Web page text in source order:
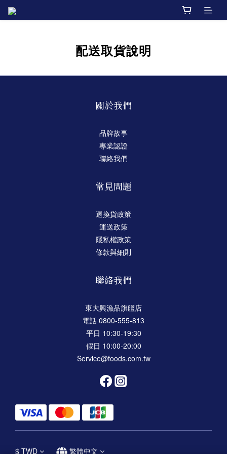
配送取貨說明
關於我們
品牌故事
專業認證
聯絡我們
常見問題
退換貨政策
運送政策
隱私權政策
條款與細則
聯絡我們
東大興漁品旗艦店
電話 0800-555-813
平日 10:30-19:30
假日 10:00-20:00
Service@foods.com.tw
$ TWD 繁體中文